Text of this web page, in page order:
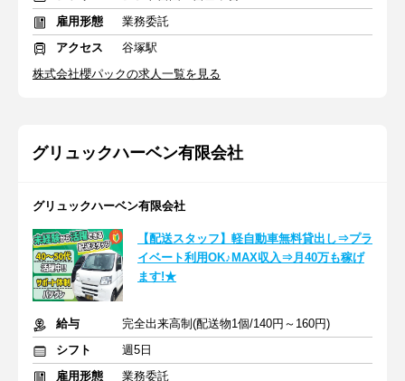
雇用形態
業務委託
アクセス
谷塚駅
株式会社櫻パックの求人一覧を見る
グリュックハーベン有限会社
グリュックハーベン有限会社
【配送スタッフ】軽自動車無料貸出し⇒プラ
イベート利用OK♪MAX収入⇒月40万も稼げ
ます!★
給与
完全出来高制(配送物1個/140円～160円)
シフト
週5日
雇用形態
業務委託